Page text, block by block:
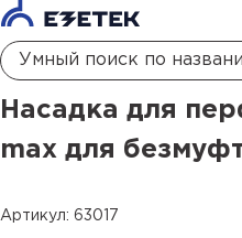
Насадка для перфоратора SDS-
Насадка для
max для
Артикул: 63017